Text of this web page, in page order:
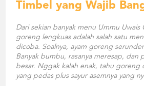
Timbel yang Wajib
Dari sekian banyak menu Ummu
goreng lengkuas adalah salah satu
dicoba. Soalnya, ayam goreng
Banyak bumbu, rasanya meresap, dan
besar. Nggak kalah enak, tahu goreng
yang pedas plus sayur asemnya yang